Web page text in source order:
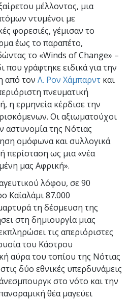
μέλλοντος, μια
ντυμένοι με
φορεσιές, γέμισαν το
έως το παραπέτο,
το «Winds of Change» –
γράφτηκε ειδικά για την
από τον Λ. Ρον Χάμπαρντ και
πνευματική
η ερμηνεία κέρδισε την
Οι αξιωματούχοι
της Νότιας
ομόφωνα και συλλογικά
περίσταση ως μια «νέα
μας Αφρική».
λόφου, σε 90
Καϊαλάμι 87.000
τη δέσμευση της
στη δημιουργία μιας
τις απεριόριστες
του Κάστρου
αύρα του τοπίου της Νότιας
δύο εθνικές υπερδυνάμεις
στο νότο και την
θέα μαγεύει